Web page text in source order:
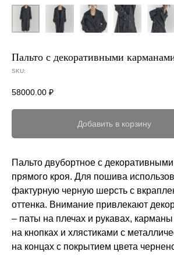
Пальто с декоративными
SKU:
58000.00 ₽
Добавить в корзину
Пальто двубортное с
прямого кроя. Для пошива
фактурную черную шерсть с
оттенка. Внимание привлекают
– паты на плечах и рукавах,
на кнопках и хлястиками с
на концах с покрытием цвета